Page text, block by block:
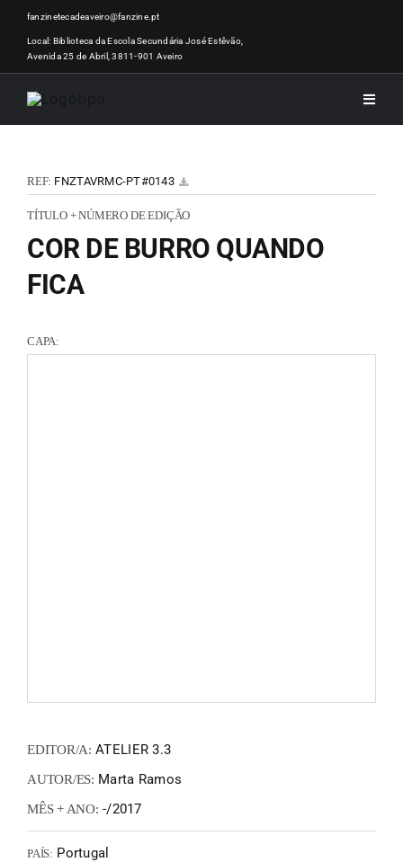
Skip
content
fanzinetecadeaveiro@fanzine.pt
Local: Biblioteca da Escola Secundária José Estêvão,
Avenida 25 de Abril, 3811-901 Aveiro
Toggle
REF: FNZTAVRMC-PT#0143
TÍTULO + NÚMERO DE EDIÇÃO
COR DE BURRO QUANDO
FICA
CAPA:
EDITOR/A: ATELIER 3.3
AUTOR/ES: Marta Ramos
MÊS + ANO: -/2017
PAÍS: Portugal